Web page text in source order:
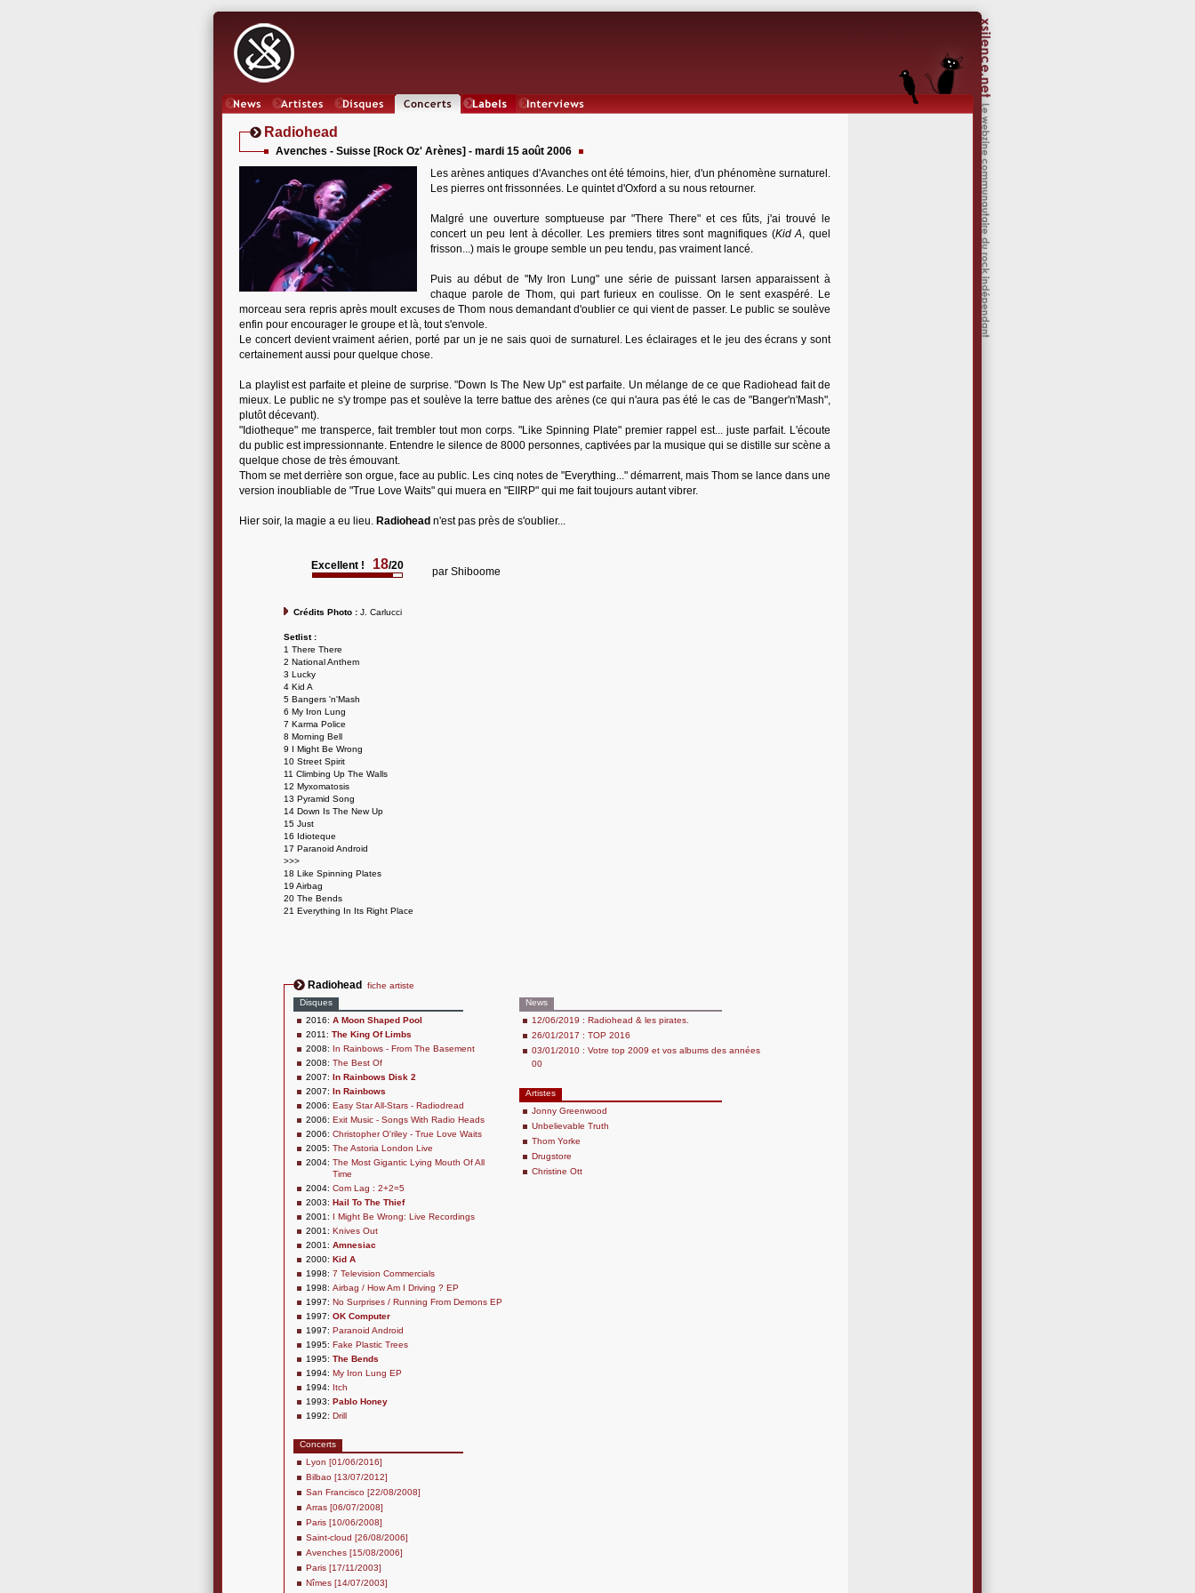
Radiohead
Avenches - Suisse [Rock Oz' Arènes] - mardi 15 août 2006
Les arènes antiques d'Avanches ont été témoins, hier, d'un phénomène surnaturel.
Les pierres ont frissonnées. Le quintet d'Oxford a su nous retourner.
Malgré une ouverture somptueuse par "There There" et ces fûts, j'ai trouvé le
concert un peu lent à décoller. Les premiers titres sont magnifiques (Kid A, quel
frisson...) mais le groupe semble un peu tendu, pas vraiment lancé.
Puis au début de "My Iron Lung" une série de puissant larsen apparaissent à
chaque parole de Thom, qui part furieux en coulisse. On le sent exaspéré. Le
morceau sera repris après moult excuses de Thom nous demandant d'oublier ce qui vient de passer. Le public se soulève
enfin pour encourager le groupe et là, tout s'envole.
Le concert devient vraiment aérien, porté par un je ne sais quoi de surnaturel. Les éclairages et le jeu des écrans y sont
certainement aussi pour quelque chose.
La playlist est parfaite et pleine de surprise. "Down Is The New Up" est parfaite. Un mélange de ce que Radiohead fait de
mieux. Le public ne s'y trompe pas et soulève la terre battue des arènes (ce qui n'aura pas été le cas de "Banger'n'Mash",
plutôt décevant).
"Idiotheque" me transperce, fait trembler tout mon corps. "Like Spinning Plate" premier rappel est... juste parfait. L'écoute
du public est impressionnante. Entendre le silence de 8000 personnes, captivées par la musique qui se distille sur scène a
quelque chose de très émouvant.
Thom se met derrière son orgue, face au public. Les cinq notes de "Everything..." démarrent, mais Thom se lance dans une
version inoubliable de "True Love Waits" qui muera en "EIIRP" qui me fait toujours autant vibrer.
Hier soir, la magie a eu lieu. Radiohead n'est pas près de s'oublier...
Excellent ! 18/20 par Shiboome
Crédits Photo : J. Carlucci
Setlist :
1 There There
2 National Anthem
3 Lucky
4 Kid A
5 Bangers 'n'Mash
6 My Iron Lung
7 Karma Police
8 Morning Bell
9 I Might Be Wrong
10 Street Spirit
11 Climbing Up The Walls
12 Myxomatosis
13 Pyramid Song
14 Down Is The New Up
15 Just
16 Idioteque
17 Paranoid Android
>>>
18 Like Spinning Plates
19 Airbag
20 The Bends
21 Everything In Its Right Place
Radiohead
fiche artiste
Disques
2016: A Moon Shaped Pool
2011: The King Of Limbs
2008: In Rainbows - From The Basement
2008: The Best Of
2007: In Rainbows Disk 2
2007: In Rainbows
2006: Easy Star All-Stars - Radiodread
2006: Exit Music - Songs With Radio Heads
2006: Christopher O'riley - True Love Waits
2005: The Astoria London Live
2004: The Most Gigantic Lying Mouth Of All
Time
2004: Com Lag : 2+2=5
2003: Hail To The Thief
2001: I Might Be Wrong: Live Recordings
2001: Knives Out
2001: Amnesiac
2000: Kid A
1998: 7 Television Commercials
1998: Airbag / How Am I Driving ? EP
1997: No Surprises / Running From Demons EP
1997: OK Computer
1997: Paranoid Android
1995: Fake Plastic Trees
1995: The Bends
1994: My Iron Lung EP
1994: Itch
1993: Pablo Honey
1992: Drill
Concerts
Lyon [01/06/2016]
Bilbao [13/07/2012]
San Francisco [22/08/2008]
Arras [06/07/2008]
Paris [10/06/2008]
Saint-cloud [26/08/2006]
Avenches [15/08/2006]
Paris [17/11/2003]
Nîmes [14/07/2003]
News
12/06/2019 : Radiohead & les pirates.
26/01/2017 : TOP 2016
03/01/2010 : Votre top 2009 et vos albums des années
00
Artistes
Jonny Greenwood
Unbelievable Truth
Thom Yorke
Drugstore
Christine Ott